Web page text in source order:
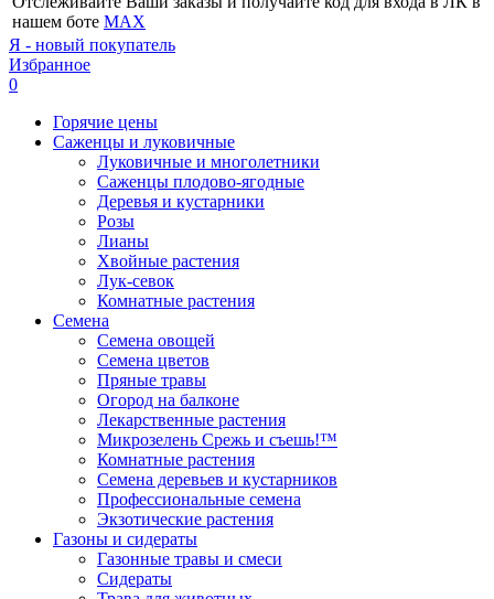
нашем боте MAX
Я - новый покупатель
Избранное
0
Горячие цены
Саженцы и луковичные
Луковичные и многолетники
Саженцы плодово-ягодные
Деревья и кустарники
Розы
Лианы
Хвойные растения
Лук-севок
Комнатные растения
Семена
Семена овощей
Семена цветов
Пряные травы
Огород на балконе
Лекарственные растения
Микрозелень Срежь и съешь!™
Комнатные растения
Семена деревьев и кустарников
Профессиональные семена
Экзотические растения
Газоны и сидераты
Газонные травы и смеси
Сидераты